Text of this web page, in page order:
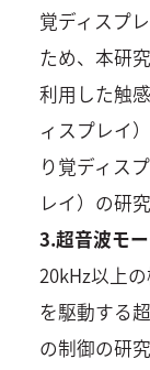
覚ディスプ
ため、本研
利用した触
ィスプレイ
り覚ディス
レイ）の研
3.超音波モ
20kHz以上
を駆動する
の制御の研